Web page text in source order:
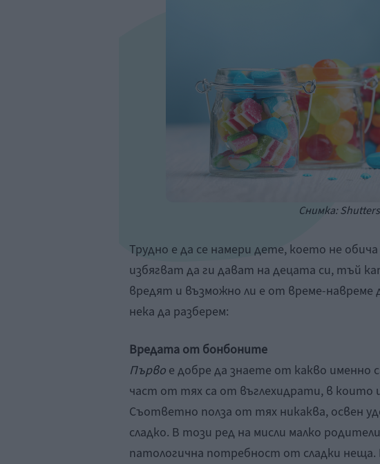
Снимка:
Трудно е да се намери дете, което не
избягват да ги дават на децата си, тъй
вредят и възможно ли е от време-навреме
нека да разберем:
Вредата от бонбоните
Първо е добре да знаете от какво именно
част от тях са от въглехидрати, в които
Съответно полза от тях никаква, освен
сладко. В този ред на мисли малко
патологична потребност от сладки неща.